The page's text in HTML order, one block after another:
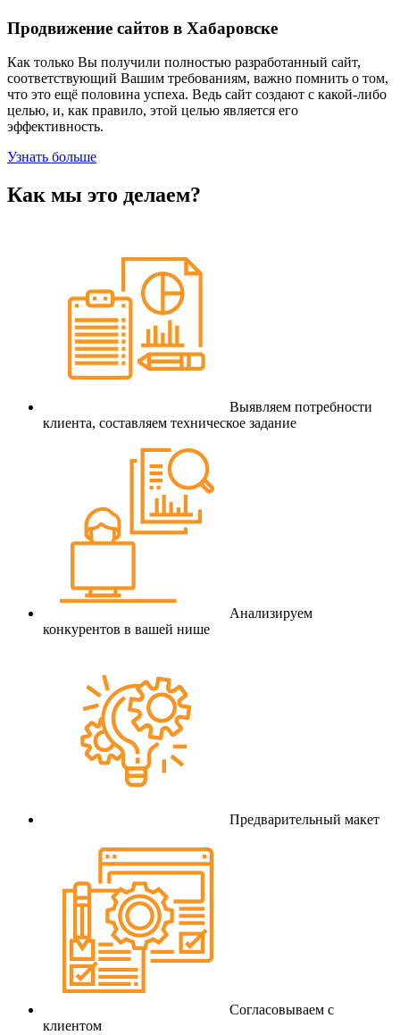
Продвижение сайтов в Хабаровске
Как только Вы получили полностью разработанный сайт,
соответствующий Вашим требованиям, важно помнить о том,
что это ещё половина успеха. Ведь сайт создают с какой-либо
целью, и, как правило, этой целью является его
эффективность.
Узнать больше
Как мы это делаем?
Выявляем потребности
клиента, составляем техническое задание
Анализируем
конкурентов в вашей нише
Предварительный макет
Согласовываем с
клиентом